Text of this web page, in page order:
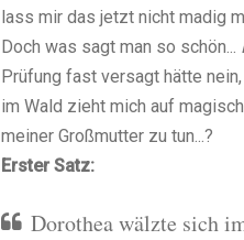
lass mir das jetzt nicht madig
Doch was sagt man so schön...
Prüfung fast versagt hätte
im Wald zieht mich auf
meiner Großmutter zu tun...?
Erster Satz:
Dorothea wälzte sich